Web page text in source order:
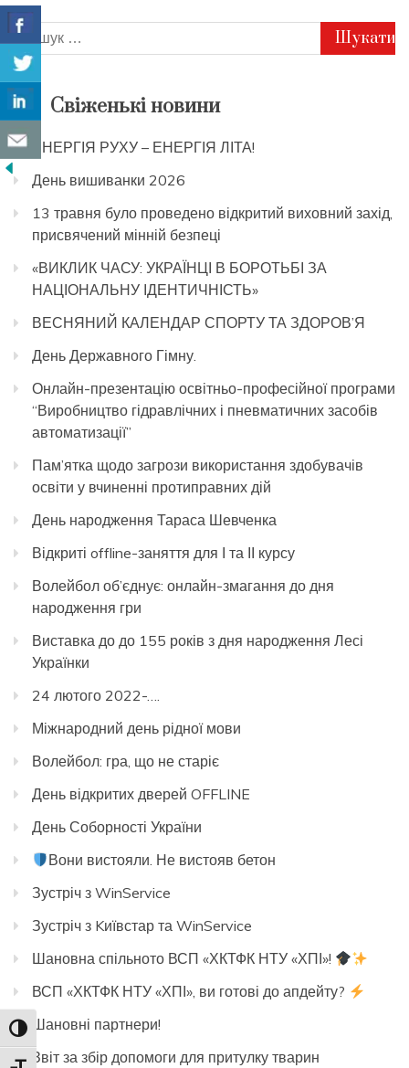
Toggle High Contrast
Пошук:
Свіженькі новини
ЕНЕРГІЯ РУХУ – ЕНЕРГІЯ ЛІТА!
День вишиванки 2026
13 травня було проведено відкритий виховний захід,
присвячений мінній безпеці
«ВИКЛИК ЧАСУ: УКРАЇНЦІ В БОРОТЬБІ ЗА
НАЦІОНАЛЬНУ ІДЕНТИЧНІСТЬ»
ВЕСНЯНИЙ КАЛЕНДАР СПОРТУ ТА ЗДОРОВ’Я
День Державного Гімну.
Онлайн-презентацію освітньо-професійної програми
“Виробництво гідравлічних і пневматичних засобів
автоматизації”
Пам’ятка щодо загрози використання здобувачів
освіти у вчиненні протиправних дій
День народження Тараса Шевченка
Відкриті offline-заняття для І та ІІ курсу
Волейбол об’єднує: онлайн-змагання до дня
народження гри
Виставка до до 155 років з дня народження Лесі
Українки
24 лютого 2022-….
Міжнародний день рідної мови
Волейбол: гра, що не старіє
День відкритих дверей OFFLINE
День Соборності України
Вони вистояли. Не вистояв бетон
Зустріч з WinService
Зустріч з Kиївстар та WinService
Шановна спільното ВСП «ХКТФК НТУ «ХПІ»!
ВСП «ХКТФК НТУ «ХПІ», ви готові до апдейту?
Шановні партнери!
Звіт за збір допомоги для притулку тварин